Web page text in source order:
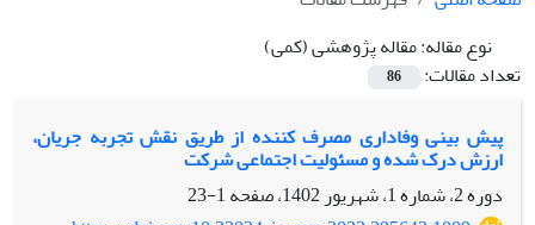
نوع مقاله:مقاله پژوهشی (کمی)
تعداد مقالات:
86
پیش بینی وفاداری مصرف کننده از طریق نقش تجربه جریان،
ارزش درک شده و مسئولیت اجتماعی شرکت
دوره 2، شماره 1، شهریور 1402، صفحه
1-23